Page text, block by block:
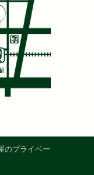
プライベー